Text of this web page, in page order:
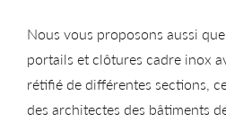
Nous vous proposons aussi
portails et clôtures cadre inox
rétifié de différentes sections,
des architectes des bâtiments